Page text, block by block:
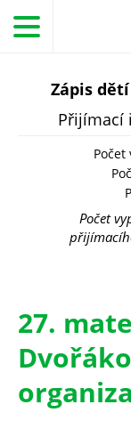
Zápis
Přijímací
Počet
27.